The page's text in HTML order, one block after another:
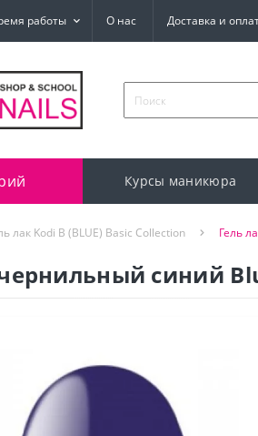
работы О нас Доставка и
Курсы маникюра
лак Kodi B (BLUE) Basic Collection Гель
синий